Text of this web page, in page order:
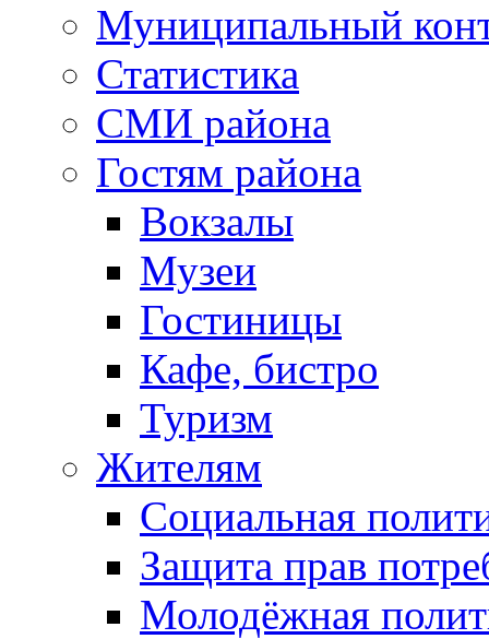
Муниципальный
Статистика
СМИ района
Гостям района
Вокзалы
Музеи
Гостиницы
Кафе, бистро
Туризм
Жителям
Социальная
Защита прав
Молодёжная